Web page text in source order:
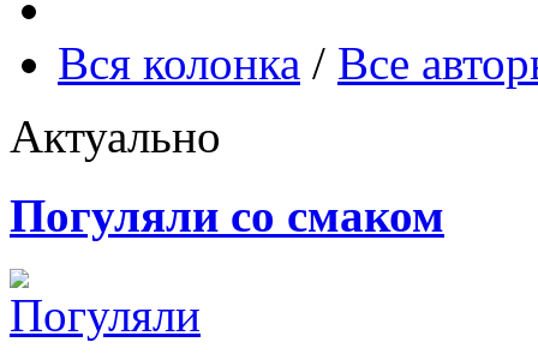
Вся колонка / Все
Актуально
Погуляли со смаком